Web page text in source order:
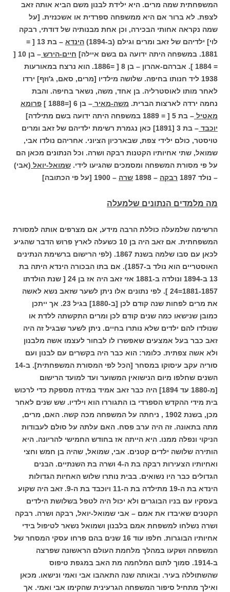
המשפחתית שמה מרים. היא ילידת לבנון משם הביא אותה זאב
לצפת. לא ברור אם היא ממשפחה ספרדית או אשכנזית. [על
שמה נקראה אחותי הבכירה, וכן אחת מבנותיה של דודתי, רבקה
לוי] ילדיהם של זאב ומרים וגילם (ב-1894) הינדא
– בת 13 [ =
1881. במשפחה היתה ידועה גם בשם איילה]
חיים-הירש
– בן 10 [
= 1884 ].
אברהם-אהרון – בן 8 [ =1886. הוא נרצח במאורעות
1938 ליד חנותו בחיפה. שלושה מילדיו [מרים, סאם, ג'וזף] ירדו
לאחר מותו לאוסטרליה. בן אחד, משה, נשאר בחיפה. והבת
נחמה ירדה לארצות הברית. משה-מאיר – בן 6 [=1888 ]
פרומא
מאטיל – בת 5 [ = 1889 במשפחה היתה ידועה בשם מתילדה]
יוכבד – בת 3 [1891]
כאן נגמרת רשימת ילדיהם של זאב ומרים
טויסטר, כולם ילידי צפת, שבארכיון הציוני. אחריהם נולדו אבי,
שמואל, שתי אחיותיו הקטנות רבקה ושרה. וכל הנתונים מכאן הם
על פי מסורת המשפחה ומסמכים שהגיעו לידי. שמואל-יואל (אבי)
– נולד 1897
רבקה – 1898 שרה – 1900 [על פי הכתובה]
מה מלמדים הנתונים שלמעלה
הרשימה שלמעלה כוללת הרבה מידע, אם מצרפים אותה למסורת
המשפחתית.
אם זאב היה בן 10 כשעלה לארץ פרוש הדבר שהגיע
לכאן עם סבו שלמה בשנת 1867. (לפי הרישום ברשימת הנתינים
האוסטריים הוא נולד ב-1857).
אם בתו הבכורה הינדא היתה בת
13 ב-1894 ונולדה ב-1881 אזי זאב היה אז בן 24 [ שנת הולדתו
1881-1857=24 ].
לפי נתונים אלו ניתן לשער שזאב נשא לאשה
את מרים לפחות שנה קודם לכן [ב-1880] בגיל 23. אך ייתכן
כמובן שנישאו כמה שנים קודם לכן ומרים התקשתה ללדת או
שנולדו להם ילדים שלא נותרו בחיים. ניתן לשער שבגיל זה היה
זאב כבר בעל אמצעים שאפשרו לו לבחור לעצמו אשה מלבנון
ולא אשה צפתית. כלומר: הוא כבר היה בקשרים עם לבנון ועם
סוריה עקב עיסוקו במסחר [הכל לפי המסורת המשפחתית].
ב-14
השנים שחלפו מיום הנישואין המשוער ועד למועד הרישום
[מ-1880 עד 1894] היה כבר זאב אמיד במידה מספקת כדי לרכוש
בית מידי ההקדש הספרדי בו התגוררו הוא וילדיו. שש שנים לאחר
מכן, בשנת 1902 , ניחתה על המשפחה מכה קשה. האם, מרים,
מתה בתאונה. זה היה ערב פסח. האם עלתה על סולם לעבודות
הניקוי ונפלה ממנו. היא הייתה אז בחודש החמישי להריונה. היא
הותירה שלושה ילדים קטנים. אבי, שמואל, שהיה בן חמש וחצי
ואחיותיו הצעירות רבקה בת ה-4 ושרה בת השנתיים. הבנים
הגדולים כבר היו נשואים. בבית נותרו שלוש האחיות הגדולות
הינדא בת ה-19 מתילדה בת ה-11 ויוכבד בת ה-9.
זאב היה שקוע
בעסקיו עם בניו הבוגרים ולא יכול היה לטפל בשלושת הילדים
הקטנים שאיבדו את אמם – אבי שמואל-יואל, רבקה ושרה. רבקה
ושרה נשלחו למשפחת אמם בלבנון ושמואל נשאר לטיפול בידי
אחיותיו הבוגרות.
חלפו עוד 16 שנים בהם פרחו עסקי המסחר של
המשפחה ושקעו במהלך מלחמת העולם הראשונה שפרצה
ב-1914.
סמוך לתום המלחמה מת האב במגפת טיפוס
שהשתוללה בעיר. ובאותה שנה התאהבו אבי ואמי ונישאו. מכאן
ואילך מתחיל סיפור המשפחה הגרעינית שהקימו אבי ואמי. אך